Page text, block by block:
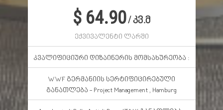
$ 64.90/ კვ.მ
ექვივალენტი ლარში
კვალიფიციური დიზაინერის მომსახურეობა :
WWF გერმანიის სერტიფიცირებული
განათლება - Project Management , Hamburg